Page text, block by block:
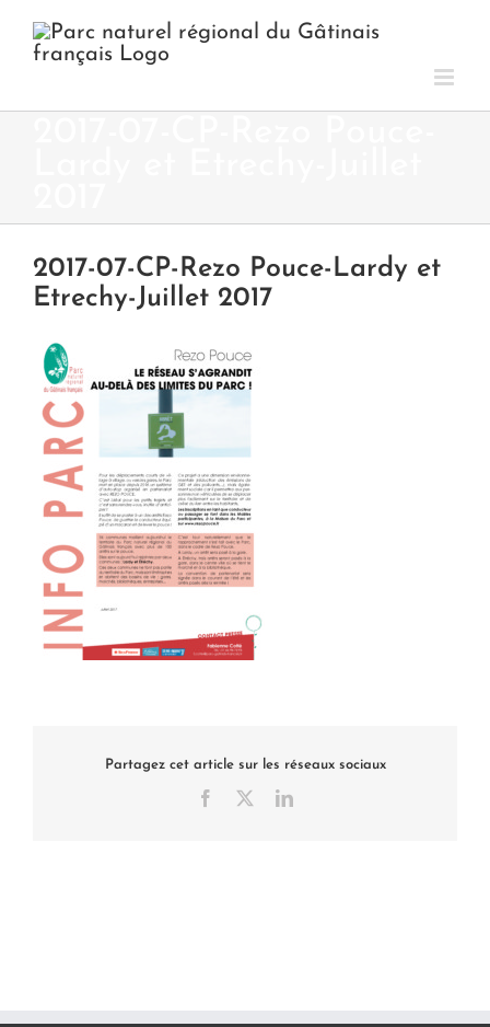
contenu
2017-07-CP-Rezo Pouce-Lardy et
Etrechy-Juillet 2017
Partagez cet article sur les réseaux sociaux
Facebook LinkedIn